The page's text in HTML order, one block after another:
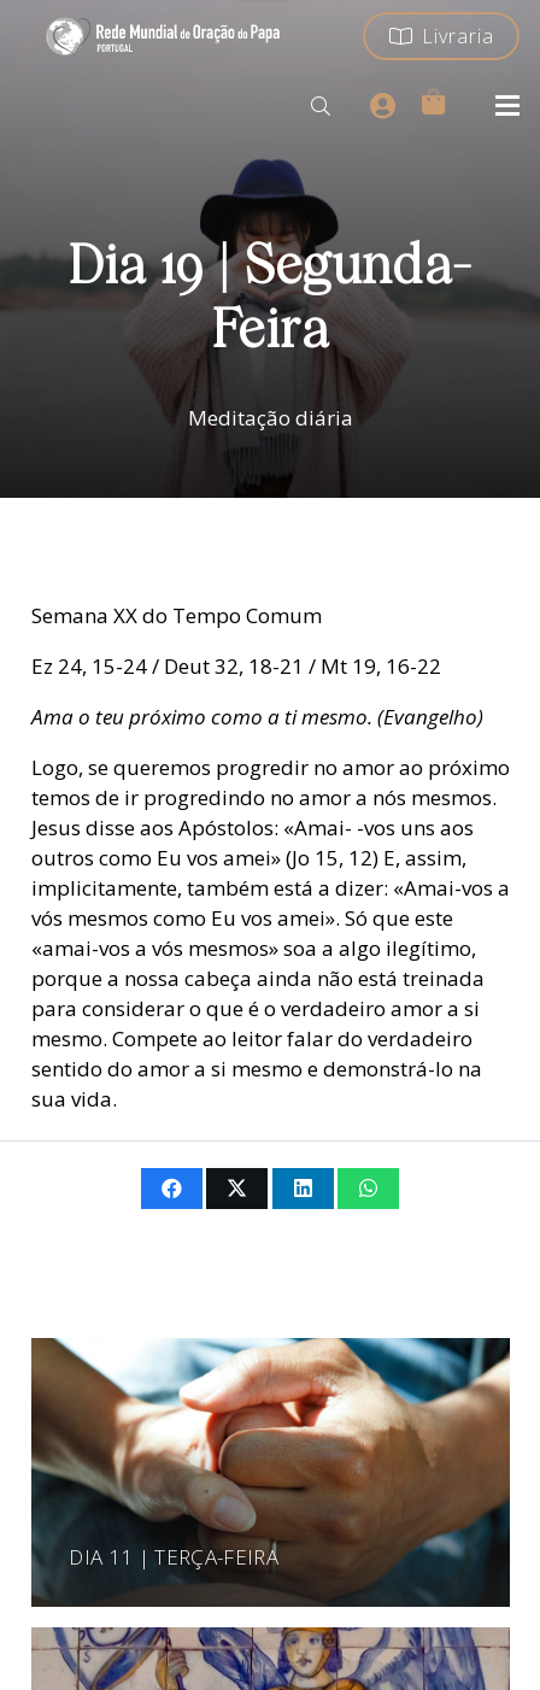
Livraria
Dia 19 | Segunda-
Feira
Meditação diária
Semana XX do Tempo Comum
Ez 24, 15-24 / Deut 32, 18-21 / Mt 19, 16-22
Ama o teu próximo como a ti mesmo. (Evangelho)
Logo, se queremos progredir no amor ao próximo
temos de ir progredindo no amor a nós mesmos.
Jesus disse aos Apóstolos: «Amai- -vos uns aos
outros como Eu vos amei» (Jo 15, 12) E, assim,
implicitamente, também está a dizer: «Amai-vos a
vós mesmos como Eu vos amei». Só que este
«amai-vos a vós mesmos» soa a algo ilegítimo,
porque a nossa cabeça ainda não está treinada
para considerar o que é o verdadeiro amor a si
mesmo. Compete ao leitor falar do verdadeiro
sentido do amor a si mesmo e demonstrá-lo na
sua vida.
DIA 11 | TERÇA-FEIRA